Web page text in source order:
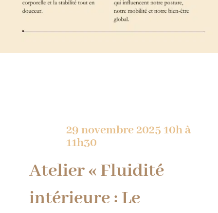
29 novembre 2025 10h à
11h30
Atelier «Fluidité
intérieure : Le